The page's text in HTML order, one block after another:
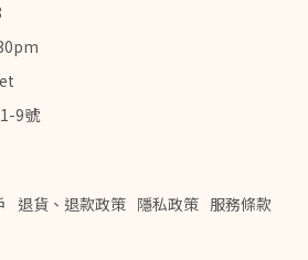
9號
退貨、退款政策 隱私政策 服務條款